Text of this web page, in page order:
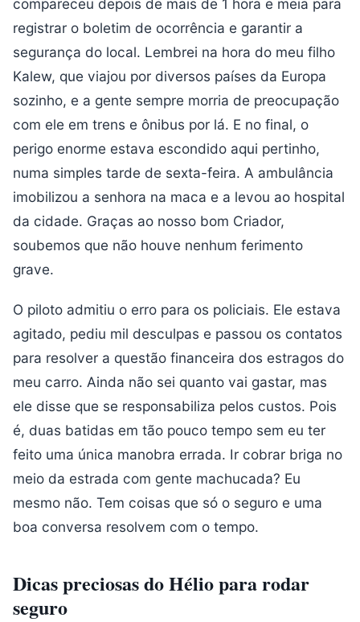
compareceu depois de mais de 1 hora e meia para
registrar o boletim de ocorrência e garantir a
segurança do local. Lembrei na hora do meu filho
Kalew, que viajou por diversos países da Europa
sozinho, e a gente sempre morria de preocupação
com ele em trens e ônibus por lá. E no final, o
perigo enorme estava escondido aqui pertinho,
numa simples tarde de sexta-feira. A ambulância
imobilizou a senhora na maca e a levou ao hospital
da cidade. Graças ao nosso bom Criador,
soubemos que não houve nenhum ferimento
grave.
O piloto admitiu o erro para os policiais. Ele estava
agitado, pediu mil desculpas e passou os contatos
para resolver a questão financeira dos estragos do
meu carro. Ainda não sei quanto vai gastar, mas
ele disse que se responsabiliza pelos custos. Pois
é, duas batidas em tão pouco tempo sem eu ter
feito uma única manobra errada. Ir cobrar briga no
meio da estrada com gente machucada? Eu
mesmo não. Tem coisas que só o seguro e uma
boa conversa resolvem com o tempo.
Dicas preciosas do Hélio para rodar
seguro